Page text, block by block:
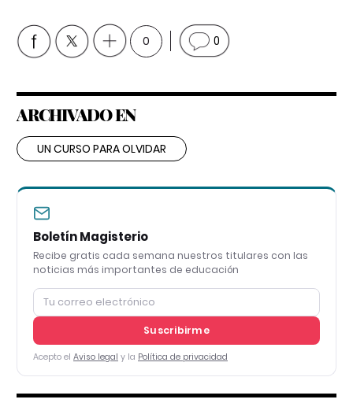
0 0
ARCHIVADO EN
UN CURSO PARA OLVIDAR
Boletín Magisterio
Recibe gratis cada semana nuestros titulares con las
noticias más importantes de educación
Suscribirme
Acepto el Aviso legal y la Política de privacidad